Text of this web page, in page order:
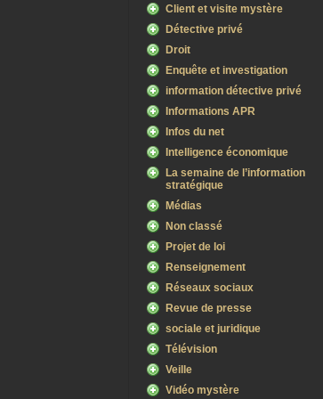
Client et visite mystère
Détective privé
Droit
Enquête et investigation
information détective privé
Informations APR
Infos du net
Intelligence économique
La semaine de l’information
stratégique
Médias
Non classé
Projet de loi
Renseignement
Réseaux sociaux
Revue de presse
sociale et juridique
Télévision
Veille
Vidéo mystère